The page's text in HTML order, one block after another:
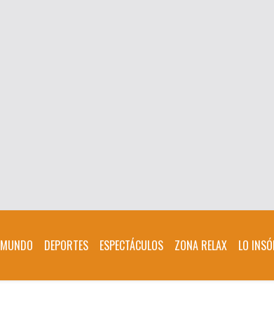
MUNDO DEPORTES ESPECTÁCULOS ZONA RELAX LO